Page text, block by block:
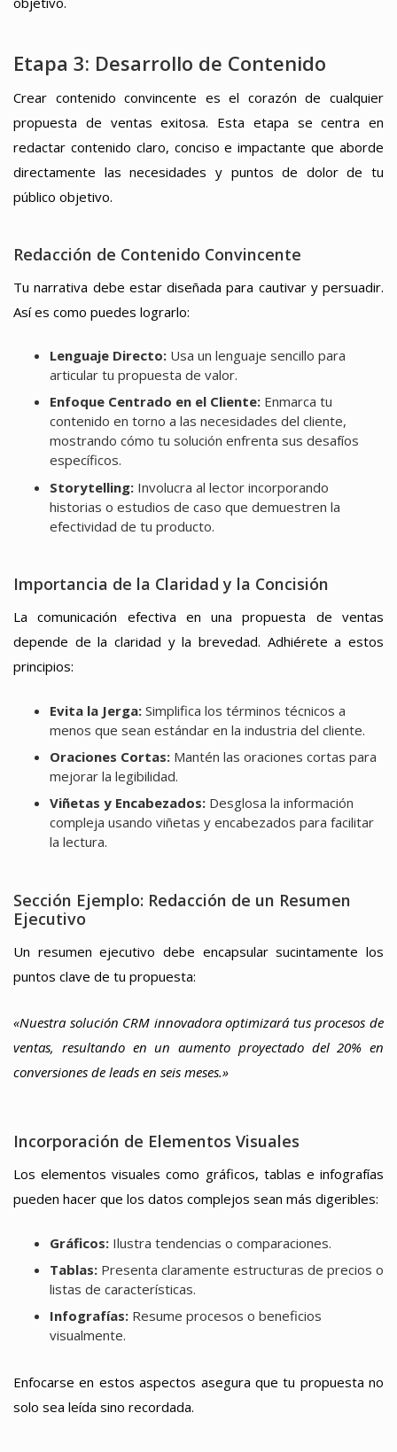
Etapa 3: Desarrollo de Contenido
Crear contenido convincente es el corazón de cualquier
propuesta de ventas exitosa. Esta etapa se centra en
redactar contenido claro, conciso e impactante que aborde
directamente las necesidades y puntos de dolor de tu
público objetivo.
Redacción de Contenido Convincente
Tu narrativa debe estar diseñada para cautivar y persuadir.
Así es como puedes lograrlo:
Lenguaje Directo:Usa un lenguaje sencillo para
articular tu propuesta de valor.
Enfoque Centrado en el Cliente:Enmarca tu
contenido en torno a las necesidades del cliente,
mostrando cómo tu solución enfrenta sus desafíos
específicos.
Storytelling:Involucra al lector incorporando
historias o estudios de caso que demuestren la
efectividad de tu producto.
Importancia de la Claridad y la Concisión
La comunicación efectiva en una propuesta de ventas
depende de la claridad y la brevedad. Adhiérete a estos
principios:
Evita la Jerga:Simplifica los términos técnicos a
menos que sean estándar en la industria del cliente.
Oraciones Cortas:Mantén las oraciones cortas para
mejorar la legibilidad.
Viñetas y Encabezados:Desglosa la información
compleja usando viñetas y encabezados para facilitar
la lectura.
Sección Ejemplo: Redacción de un Resumen
Ejecutivo
Un resumen ejecutivo debe encapsular sucintamente los
puntos clave de tu propuesta:
«Nuestra solución CRM innovadora optimizará tus procesos de
ventas, resultando en un aumento proyectado del 20% en
conversiones de leads en seis meses.»
Incorporación de Elementos Visuales
Los elementos visuales como gráficos, tablas e infografías
pueden hacer que los datos complejos sean más digeribles:
Gráficos:Ilustra tendencias o comparaciones.
Tablas:Presenta claramente estructuras de precios o
listas de características.
Infografías:Resume procesos o beneficios
visualmente.
Enfocarse en estos aspectos asegura que tu propuesta no
solo sea leída sino recordada.